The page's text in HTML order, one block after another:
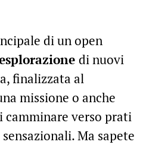
di un open
di nuovi
finalizzata al
missione o anche
camminare verso prati
Ma sapete